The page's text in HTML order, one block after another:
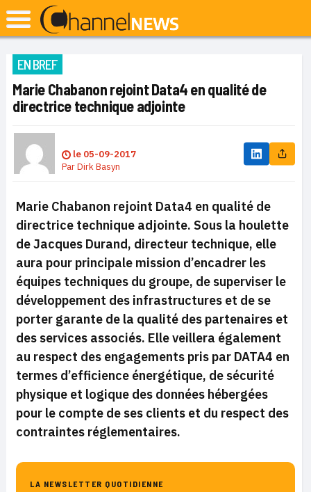
EN BREF
Marie Chabanon rejoint Data4 en qualité de
directrice technique adjointe
le 05-09-2017
ParDirk Basyn
Marie Chabanon rejoint Data4 en qualité de
directrice technique adjointe. Sous la houlette
de Jacques Durand, directeur technique, elle
aura pour principale mission d’encadrer les
équipes techniques du groupe, de superviser le
développement des infrastructures et de se
porter garante de la qualité des partenaires et
des services associés. Elle veillera également
au respect des engagements pris par DATA4 en
termes d’efficience énergétique, de sécurité
physique et logique des données hébergées
pour le compte de ses clients et du respect des
contraintes réglementaires.
LA NEWSLETTER QUOTIDIENNE